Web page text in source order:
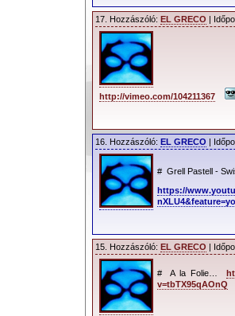
17. Hozzászóló: EL GRECO |
http://vimeo.com/104211367
16. Hozzászóló: EL GRECO |
# Grell Pastell -
https://
15. Hozzászóló: EL GRECO |
# A la Folie…
v=tbTX95qAOnQ